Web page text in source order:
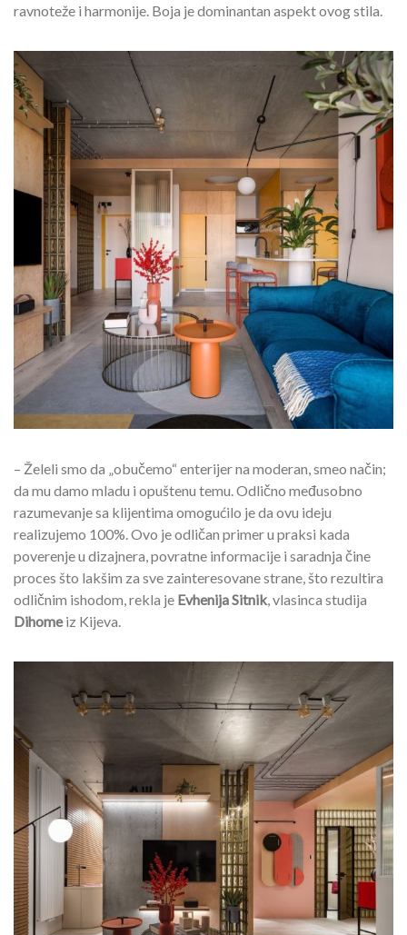
ravnoteže i harmonije. Boja je dominantan aspekt ovog stila.
– Želeli smo da „obučemo“ enterijer na moderan, smeo način;
da mu damo mladu i opuštenu temu. Odlično međusobno
razumevanje sa klijentima omogućilo je da ovu ideju
realizujemo 100%. Ovo je odličan primer u praksi kada
poverenje u dizajnera, povratne informacije i saradnja čine
proces što lakšim za sve zainteresovane strane, što rezultira
odličnim ishodom, rekla je Evhenija Sitnik, vlasinca studija
Dihomeiz Kijeva.